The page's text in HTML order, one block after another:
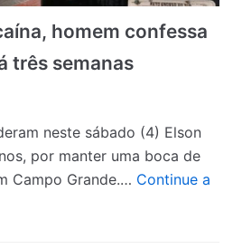
homem confessa
três semanas
neste sábado (4) Elson
por manter uma boca de
Campo Grande.… Continue a